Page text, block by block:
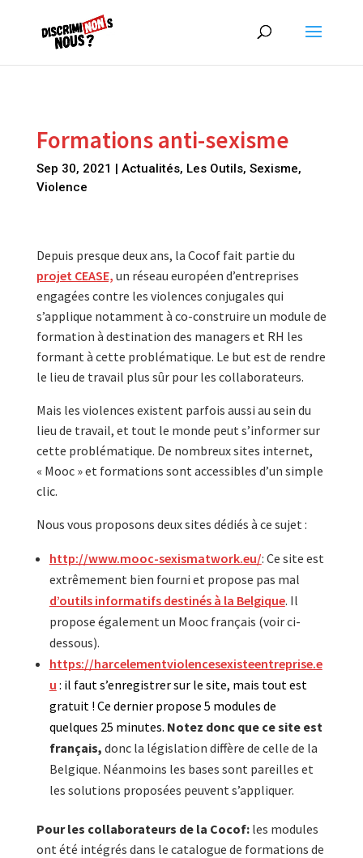
Formations anti-sexisme
Sep 30, 2021 | Actualités, Les Outils, Sexisme,
Violence
Depuis presque deux ans, la Cocof fait partie du
projet CEASE, un réseau européen d’entreprises
engagées contre les violences conjugales qui
s’applique notamment à co-construire un module de
formation à destination des managers et RH les
formant à cette problématique. Le but est de rendre
le lieu de travail plus sûr pour les collaborateurs.
Mais les violences existent parfois aussi au sein du
lieu de travail, et tout le monde peut s’informer sur
cette problématique. De nombreux sites internet,
« Mooc » et formations sont accessibles d’un simple
clic.
Nous vous proposons deux sites dédiés à ce sujet :
http://www.mooc-sexismatwork.eu/: Ce site est
extrêmement bien fourni et propose pas mal
d’outils informatifs destinés à la Belgique. Il
propose également un Mooc français (voir ci-
dessous).
https://harcelementviolencesexisteentreprise.e
u : il faut s’enregistrer sur le site, mais tout est
gratuit ! Ce dernier propose 5 modules de
quelques 25 minutes. Notez donc que ce site est
français, donc la législation diffère de celle de la
Belgique. Néanmoins les bases sont pareilles et
les solutions proposées peuvent s’appliquer.
Pour les collaborateurs de la Cocof:les modules
ont été intégrés dans le catalogue de formations de